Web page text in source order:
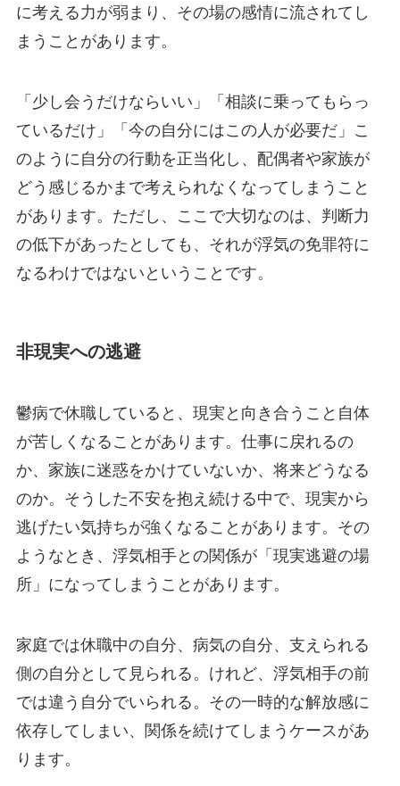
に考える力が弱まり、その場の感情に流されてし
まうことがあります。
「少し会うだけならいい」「相談に乗ってもらっ
ているだけ」「今の自分にはこの人が必要だ」こ
のように自分の行動を正当化し、配偶者や家族が
どう感じるかまで考えられなくなってしまうこと
があります。ただし、ここで大切なのは、判断力
の低下があったとしても、それが浮気の免罪符に
なるわけではないということです。
非現実への逃避
鬱病で休職していると、現実と向き合うこと自体
が苦しくなることがあります。仕事に戻れるの
か、家族に迷惑をかけていないか、将来どうなる
のか。そうした不安を抱え続ける中で、現実から
逃げたい気持ちが強くなることがあります。その
ようなとき、浮気相手との関係が「現実逃避の場
所」になってしまうことがあります。
家庭では休職中の自分、病気の自分、支えられる
側の自分として見られる。けれど、浮気相手の前
では違う自分でいられる。その一時的な解放感に
依存してしまい、関係を続けてしまうケースがあ
ります。